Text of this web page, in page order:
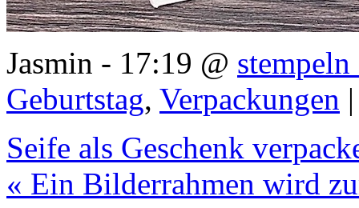
Jasmin - 17:19 @
Geburtstag, Verpackungen
Seife als Geschenk
« Ein Bilderrahmen wird